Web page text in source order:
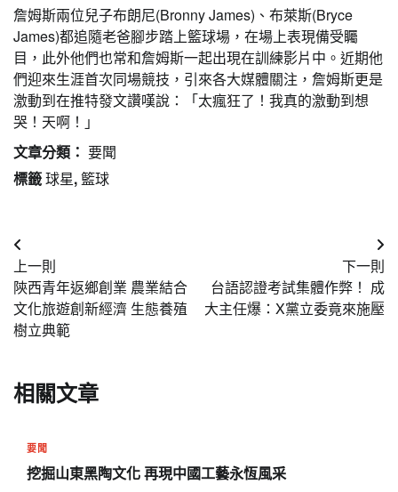
詹姆斯兩位兒子布朗尼(Bronny James)、布萊斯(Bryce
James)都追隨老爸腳步踏上籃球場，在場上表現備受矚
目，此外他們也常和詹姆斯一起出現在訓練影片中。近期他
們迎來生涯首次同場競技，引來各大媒體關注，詹姆斯更是
激動到在推特發文讚嘆說：「太瘋狂了！我真的激動到想
哭！天啊！」
文章分類： 要聞
標籤球星,籃球
文
章
導
覽
上一則
陝西青年返鄉創業 農業結合
文化旅遊創新經濟 生態養殖
樹立典範
下一則
台語認證考試集體作弊！ 成
大主任爆：X黨立委竟來施壓
相關文章
要聞
挖掘山東黑陶文化 再現中國工藝永恆風采